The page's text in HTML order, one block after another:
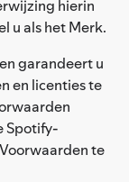
hierin
u als het Merk.
garandeert u
en licenties te
Spotify-
te